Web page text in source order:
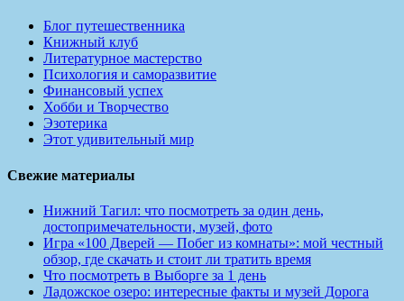
Блог путешественника
Книжный клуб
Литературное мастерство
Психология и саморазвитие
Финансовый успех
Хобби и Творчество
Эзотерика
Этот удивительный мир
Свежие материалы
Нижний Тагил: что посмотреть за один день,
достопримечательности, музей, фото
Игра «100 Дверей — Побег из комнаты»: мой честный
обзор, где скачать и стоит ли тратить время
Что посмотреть в Выборге за 1 день
Ладожское озеро: интересные факты и музей Дорога